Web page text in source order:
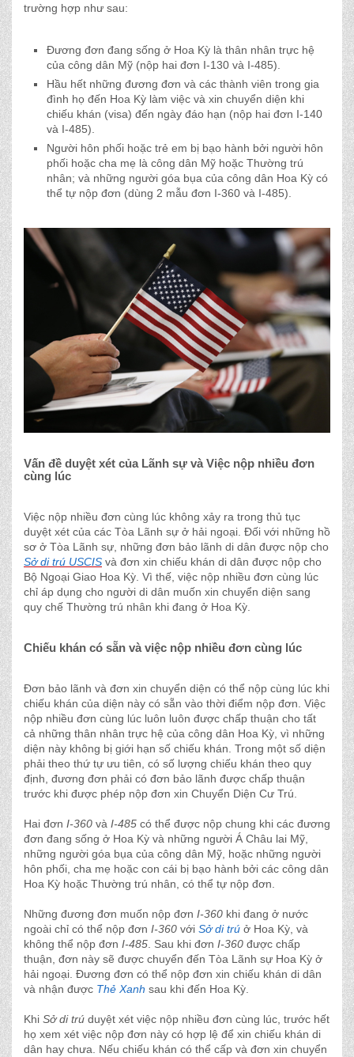
trường hợp như sau:
Đương đơn đang sống ở Hoa Kỳ là thân nhân trực hệ
của công dân Mỹ (nộp hai đơn I-130 và I-485).
Hầu hết những đương đơn và các thành viên trong gia
đình họ đến Hoa Kỳ làm việc và xin chuyển diện khi
chiếu khán (visa) đến ngày đáo hạn (nộp hai đơn I-140
và I-485).
Người hôn phối hoặc trẻ em bị bạo hành bởi người hôn
phối hoặc cha mẹ là công dân Mỹ hoặc Thường trú
nhân; và những người góa bụa của công dân Hoa Kỳ có
thể tự nộp đơn (dùng 2 mẫu đơn I-360 và I-485).
Vấn đề duyệt xét của Lãnh sự và Việc nộp nhiều đơn
cùng lúc
Việc nộp nhiều đơn cùng lúc không xảy ra trong thủ tục
duyệt xét của các Tòa Lãnh sự ở hải ngoại. Đối với những hồ
sơ ở Tòa Lãnh sự, những đơn bảo lãnh di dân được nộp cho
Sở di trú USCIS và đơn xin chiếu khán di dân được nộp cho
Bộ Ngoại Giao Hoa Kỳ. Vì thế, việc nộp nhiều đơn cùng lúc
chỉ áp dụng cho người di dân muốn xin chuyển diện sang
quy chế Thường trú nhân khi đang ở Hoa Kỳ.
Chiếu khán có sẵn và việc nộp nhiều đơn cùng lúc
Đơn bảo lãnh và đơn xin chuyển diện có thể nộp cùng lúc khi
chiếu khán của diện này có sẵn vào thời điểm nộp đơn. Việc
nộp nhiều đơn cùng lúc luôn luôn được chấp thuận cho tất
cả những thân nhân trực hệ của công dân Hoa Kỳ, vì những
diện này không bị giới hạn số chiếu khán. Trong một số diện
phải theo thứ tự ưu tiên, có số lượng chiếu khán theo quy
định, đương đơn phải có đơn bảo lãnh được chấp thuận
trước khi được phép nộp đơn xin Chuyển Diện Cư Trú.
Hai đơn I-360 và I-485 có thể được nộp chung khi các đương
đơn đang sống ở Hoa Kỳ và những người Á Châu lai Mỹ,
những người góa bụa của công dân Mỹ, hoặc những người
hôn phối, cha mẹ hoặc con cái bị bạo hành bởi các công dân
Hoa Kỳ hoặc Thường trú nhân, có thể tự nộp đơn.
Những đương đơn muốn nộp đơn I-360 khi đang ở nước
ngoài chỉ có thể nộp đơn I-360 với Sở di trú ở Hoa Kỳ, và
không thể nộp đơn I-485 . Sau khi đơn I-360 được chấp
thuận, đơn này sẽ được chuyển đến Tòa Lãnh sự Hoa Kỳ ở
hải ngoại. Đương đơn có thể nộp đơn xin chiếu khán di dân
và nhận được Thẻ Xanh sau khi đến Hoa Kỳ.
Khi Sở di trú duyệt xét việc nộp nhiều đơn cùng lúc, trước hết
họ xem xét việc nộp đơn này có hợp lệ để xin chiếu khán di
dân hay chưa. Nếu chiếu khán có thể cấp và đơn xin chuyển